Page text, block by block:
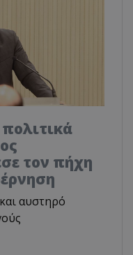
τον πήχη
αυστηρό